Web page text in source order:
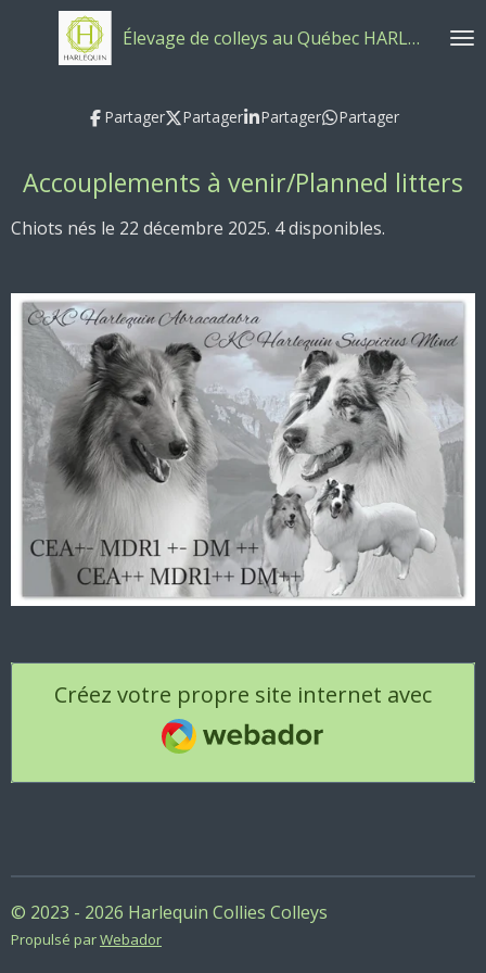
Élevage de colleys au Québec HARLEQUIN
Partager Partager Partager Partager
Accouplements à venir/Planned litters
Chiots nés le 22 décembre 2025. 4 disponibles.
Créez votre propre site internet avec
Webador
© 2023 - 2026 Harlequin Collies Colleys
Propulsé parWebador